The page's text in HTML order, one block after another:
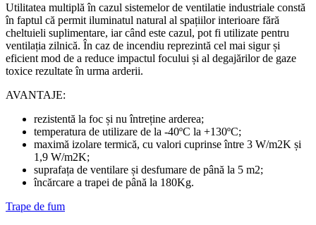
Utilitatea multiplă în cazul sistemelor de ventilatie industriale constă
în faptul că permit iluminatul natural al spațiilor interioare fără
cheltuieli suplimentare, iar când este cazul, pot fi utilizate pentru
ventilația zilnică. În caz de incendiu reprezintă cel mai sigur și
eficient mod de a reduce impactul focului și al degajărilor de gaze
toxice rezultate în urma arderii.
AVANTAJE:
rezistentă la foc și nu întreține arderea;
temperatura de utilizare de la -40ºC la +130ºC;
maximă izolare termică, cu valori cuprinse între 3 W/m2K și
1,9 W/m2K;
suprafața de ventilare și desfumare de până la 5 m2;
încărcare a trapei de până la 180Kg.
Trape de fum